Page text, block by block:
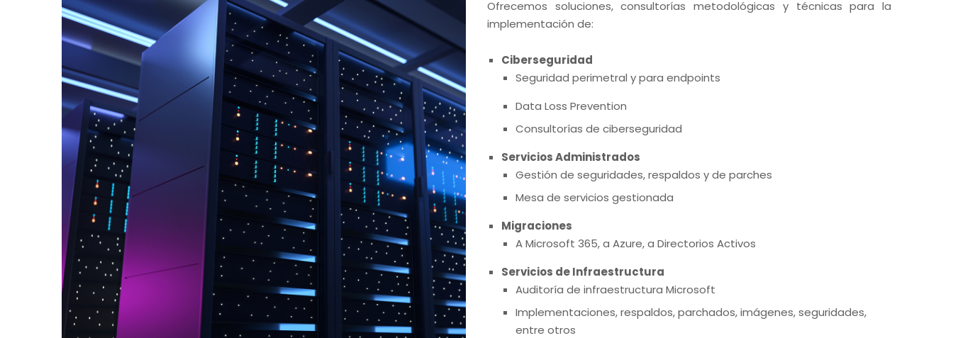
Ofrecemos soluciones, consultorías metodológicas y técnicas para la
implementación de:
Ciberseguridad
Seguridad perimetral y para endpoints
Data Loss Prevention
Consultorías de ciberseguridad
Servicios Administrados
Gestión de seguridades, respaldos y de parches
Mesa de servicios gestionada
Migraciones
A Microsoft 365, a Azure, a Directorios Activos
Servicios de Infraestructura
Auditoría de infraestructura Microsoft
Implementaciones, respaldos, parchados, imágenes, seguridades,
entre otros